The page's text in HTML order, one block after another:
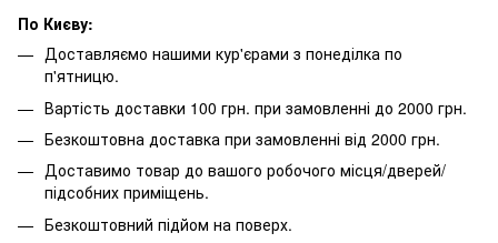
По Києву:
Доставляємо нашими кур'єрами з понеділка по
п'ятницю.
Вартість доставки 100 грн. при замовленні до 2000 грн.
Безкоштовна доставка при замовленні від 2000 грн.
Доставимо товар до вашого робочого місця/дверей/
підсобних приміщень.
Безкоштовний підйом на поверх.